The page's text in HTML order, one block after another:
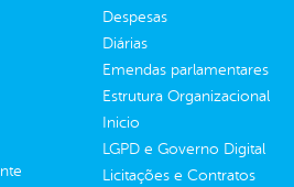
Despesas
Diárias
Emendas parlamentares
Estrutura Organizacional
Inicio
LGPD e Governo Digital
Licitações e Contratos